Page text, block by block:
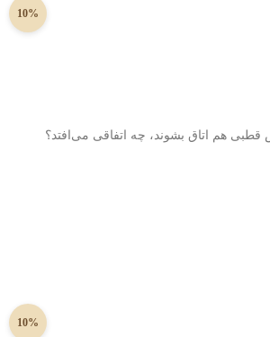
10%
هم اتاق بشوند، چه اتفاقی می‌افتد؟
10%